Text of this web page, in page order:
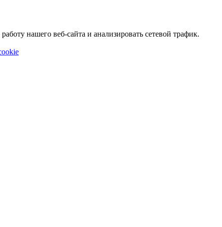
нашего веб-сайта и анализировать сетевой трафик.